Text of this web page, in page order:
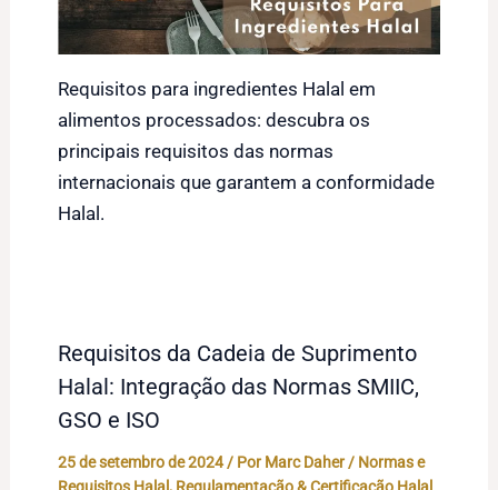
Requisitos para ingredientes Halal em
alimentos processados: descubra os
principais requisitos das normas
internacionais que garantem a conformidade
Halal.
Requisitos da Cadeia de Suprimento
Halal: Integração das Normas SMIIC,
GSO e ISO
25 de setembro de 2024/ Por Marc Daher / Normas e